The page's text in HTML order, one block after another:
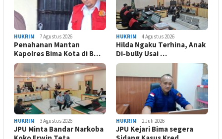
HUKRIM 7 Agustus 2026
Penahanan Mantan
Kapolres Bima Kota di B…
HUKRIM 4 Agustus 2026
Hilda Ngaku Terhina, Anak
Di-bully Usai …
HUKRIM 3 Agustus 2026
JPU Minta Bandar Narkoba
HUKRIM 2 Juli 2026
JPU Kejari Bima segera